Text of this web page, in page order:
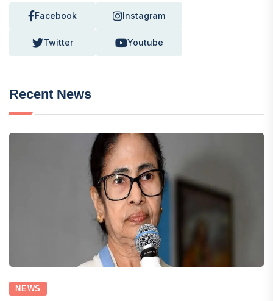
Facebook Instagram
Twitter Youtube
Recent News
NEWS